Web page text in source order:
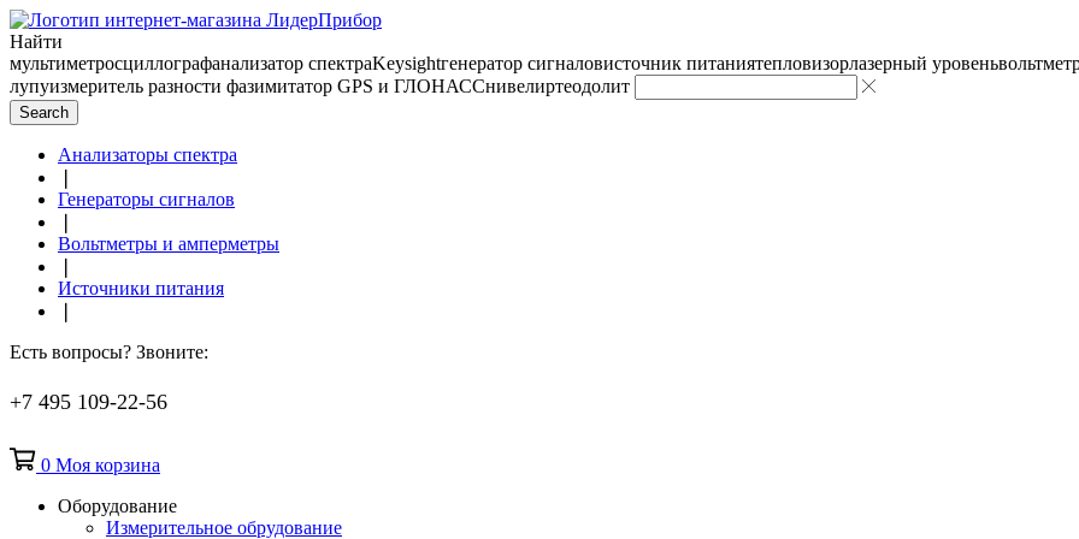
Найти
мультиметросциллографанализатор спектраKeysightгенератор сигналовисточник питаниятепловизорлазерный уровень
лупуизмеритель разности фазимитатор GPS и ГЛОНАССнивелиртеодолит
Search
Анализаторы спектра
Генераторы сигналов
Вольтметры и амперметры
Источники питания
Есть вопросы? Звоните:
+7 495 109-22-56
0 Моя корзина
Оборудование
Измерительное обрудование